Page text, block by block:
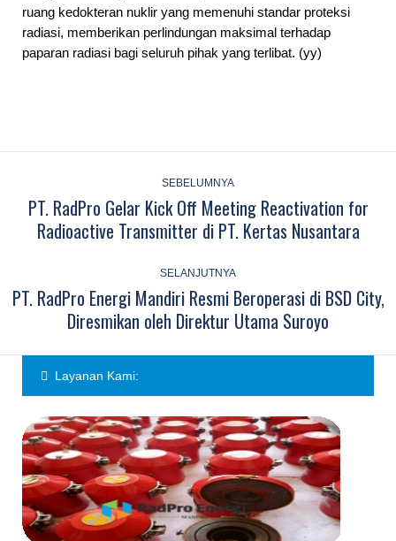
ruang kedokteran nuklir yang memenuhi standar proteksi
radiasi, memberikan perlindungan maksimal terhadap
paparan radiasi bagi seluruh pihak yang terlibat. (yy)
navigation
SEBELUMNYA
Previous
post:
PT. RadPro Gelar Kick Off Meeting Reactivation for
Radioactive Transmitter di PT. Kertas Nusantara
SELANJUTNYA
Next
post:
PT. RadPro Energi Mandiri Resmi Beroperasi di BSD City,
Diresmikan oleh Direktur Utama Suroyo
Layanan Kami: